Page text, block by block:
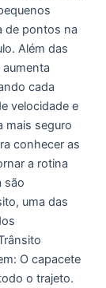
de pontos na
Além das
cada
velocidade e
mais seguro
conhecer as
a rotina
são
uma das
O capacete
o trajeto.